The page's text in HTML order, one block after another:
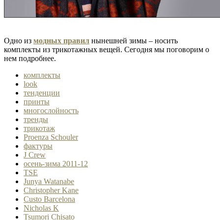
Одно из модных правил нынешней зимы – носить
комплекты из трикотажных вещей. Сегодня мы поговорим о
нем подробнее.
комплекты
look
тенденции
принты
многослойность
тренды
трикотаж
Proenza Schouler
фактуры
J Crew
осень-зима 2011-12
TSE
Junya Watanabe
Christopher Kane
Custo Barcelona
Nicholas K
Tsumori Chisato